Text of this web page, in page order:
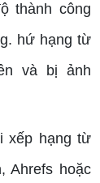
thành công
hứ hạng từ
và bị ảnh
xếp hạng từ
Ahrefs hoặc